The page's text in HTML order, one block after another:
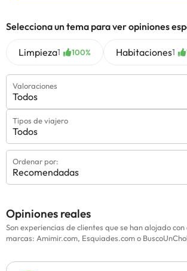
Selecciona un tema para ver opiniones
Limpieza1 100% Habitaciones1
Valoraciones
Todos
Tipos de viajero
Todos
Ordenar por:
Recomendadas
Opiniones reales
Son experiencias de clientes que se han alojado
marcas: Amimir.com, Esquiades.com o